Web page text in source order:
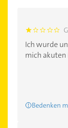
1.0
Ich wurde
mich
Bedenken